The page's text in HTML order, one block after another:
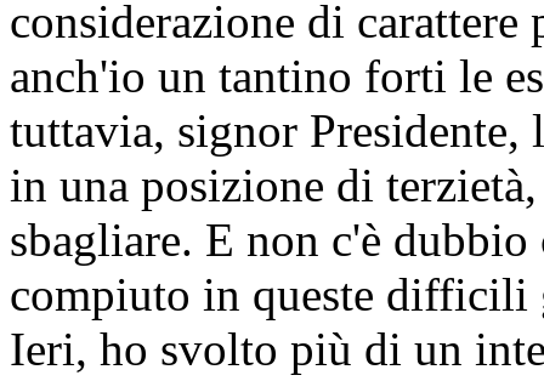
considerazione di
anch'io un tantino forti le
tuttavia, signor Presidente,
in una posizione di
sbagliare. E non c'è dubbio
compiuto in queste difficili
Ieri, ho svolto più di un